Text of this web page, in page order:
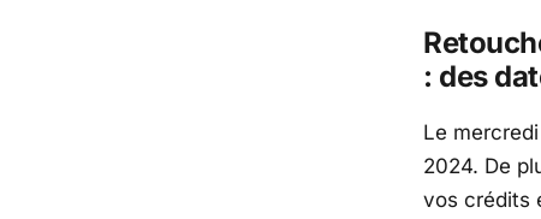
: des
Le
2024. De
vos crédits